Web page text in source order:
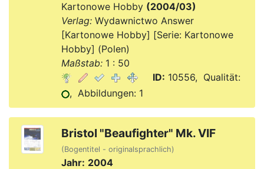
Kartonowe Hobby (2004/03)
Verlag:Wydawnictwo Answer
[Kartonowe Hobby] [Serie: Kartonowe
Hobby] (Polen)
Maßstab:1 : 50
ID: 10556, Qualität:
, Abbildungen: 1
Bristol "Beaufighter" Mk. VIF
(Bogentitel - originalsprachlich)
Jahr: 2004